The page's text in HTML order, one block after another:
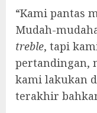
“Kami pantas
Mudah-
treble, tapi
pertandingan,
kami lakukan
terakhir